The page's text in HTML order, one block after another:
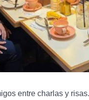
entre charlas y